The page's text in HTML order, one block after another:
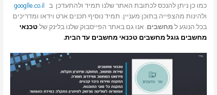
כמו כן ניתן להנכס לכתובת האתר שלנו תמיד ולהתעדכן ב googlle.co.il
ולהינות מהצפייה בתוכן מעניין. תמיד נוסיף תכנים ארט וידאו ומדריכים
בכל הנוגע ל מחשבים. אנו גם באתר הפייסבוק שלנו בלינק של טכנאי
מחשבים גוגל מחשבים טכנאי מחשבים עד הבית.